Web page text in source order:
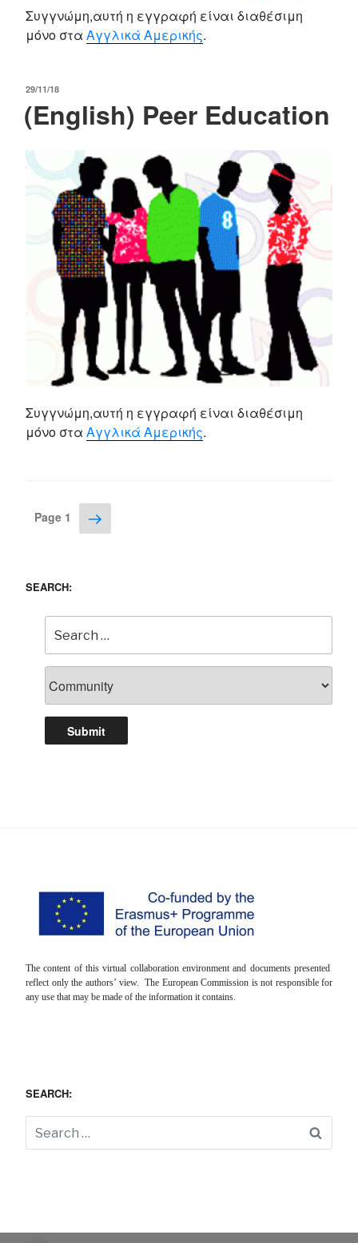
Συγγνώμη,αυτή η εγγραφή είναι διαθέσιμη
μόνο στα Αγγλικά Αμερικής.
POSTED
29/11/18
(English) Peer Education
Συγγνώμη,αυτή η εγγραφή είναι διαθέσιμη
μόνο στα Αγγλικά Αμερικής.
Posts
Page 1 Next
page
SEARCH:
The content of this virtual collaboration environment and documents presented
reflect only the authors’ view. The European Commission is not responsible for
any use that may be made of the information it contains.
SEARCH: